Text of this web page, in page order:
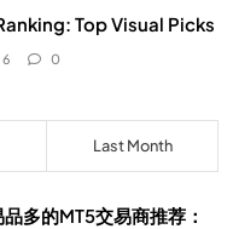
Top Visual Picks
0
Last Month
多的MT5交易商推荐：